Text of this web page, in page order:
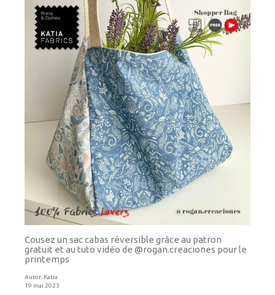
Cousez un sac cabas réversible grâce au patron
gratuit et au tuto vidéo de @rogan.creaciones pour le
printemps
Autor: Katia
19 mai 2023